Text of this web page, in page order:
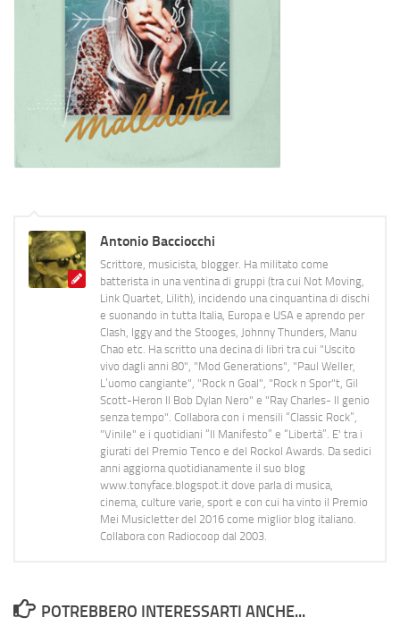
Antonio Bacciocchi
Scrittore, musicista, blogger. Ha militato come
batterista in una ventina di gruppi (tra cui Not Moving,
Link Quartet, Lilith), incidendo una cinquantina di dischi
e suonando in tutta Italia, Europa e USA e aprendo per
Clash, Iggy and the Stooges, Johnny Thunders, Manu
Chao etc. Ha scritto una decina di libri tra cui "Uscito
vivo dagli anni 80", "Mod Generations", "Paul Weller,
L’uomo cangiante", "Rock n Goal", "Rock n Spor"t, Gil
Scott-Heron Il Bob Dylan Nero" e "Ray Charles- Il genio
senza tempo". Collabora con i mensili “Classic Rock”,
"Vinile" e i quotidiani “Il Manifesto” e “Libertà”. E' tra i
giurati del Premio Tenco e del Rockol Awards. Da sedici
anni aggiorna quotidianamente il suo blog
www.tonyface.blogspot.it dove parla di musica,
cinema, culture varie, sport e con cui ha vinto il Premio
Mei Musicletter del 2016 come miglior blog italiano.
Collabora con Radiocoop dal 2003.
POTREBBERO INTERESSARTI ANCHE...